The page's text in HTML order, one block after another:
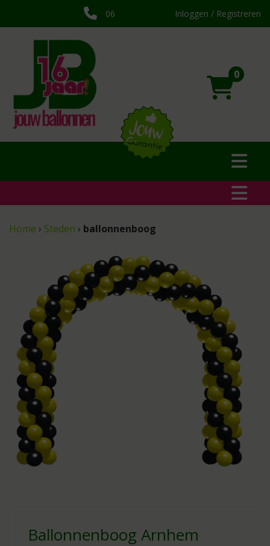
06 Inloggen / Registreren
0
Home › Steden › ballonnenboog
Ballonnenboog Arnhem